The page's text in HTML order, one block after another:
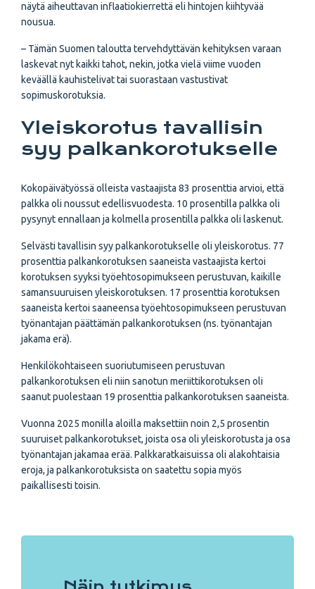
näytä aiheuttavan inflaatiokierrettä eli hintojen kiihtyvää
nousua.
– Tämän Suomen taloutta tervehdyttävän kehityksen varaan
laskevat nyt kaikki tahot, nekin, jotka vielä viime vuoden
keväällä kauhistelivat tai suorastaan vastustivat
sopimuskorotuksia.
Yleiskorotus tavallisin
syy palkankorotukselle
Kokopäivätyössä olleista vastaajista 83 prosenttia arvioi, että
palkka oli noussut edellisvuodesta. 10 prosentilla palkka oli
pysynyt ennallaan ja kolmella prosentilla palkka oli laskenut.
Selvästi tavallisin syy palkankorotukselle oli yleiskorotus. 77
prosenttia palkankorotuksen saaneista vastaajista kertoi
korotuksen syyksi työehtosopimukseen perustuvan, kaikille
samansuuruisen yleiskorotuksen. 17 prosenttia korotuksen
saaneista kertoi saaneensa työehtosopimukseen perustuvan
työnantajan päättämän palkankorotuksen (ns. työnantajan
jakama erä).
Henkilökohtaiseen suoriutumiseen perustuvan
palkankorotuksen eli niin sanotun meriittikorotuksen oli
saanut puolestaan 19 prosenttia palkankorotuksen saaneista.
Vuonna 2025 monilla aloilla maksettiin noin 2,5 prosentin
suuruiset palkankorotukset, joista osa oli yleiskorotusta ja osa
työnantajan jakamaa erää. Palkkaratkaisuissa oli alakohtaisia
eroja, ja palkankorotuksista on saatettu sopia myös
paikallisesti toisin.